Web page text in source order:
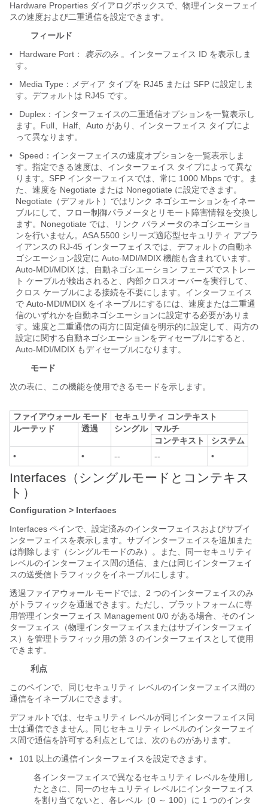
Hardware Properties ダイアログボックスで、物理インターフェイ
スの速度および二重通信を設定できます。
フィールド
•
Hardware Port： 表示のみ 。インターフェイス ID を表示しま
す。
•
Media Type：メディア タイプを RJ45 または SFP に設定しま
す。デフォルトは RJ45 です。
•
Duplex：インターフェイスの二重通信オプションを一覧表示し
ます。Full、Half、Auto があり、インターフェイス タイプによ
って異なります。
•
Speed：インターフェイスの速度オプションを一覧表示しま
す。指定できる速度は、インターフェイス タイプによって異な
ります。SFP インターフェイスでは、常に 1000 Mbps です。ま
た、速度を Negotiate または Nonegotiate に設定できます。
Negotiate（デフォルト）ではリンク ネゴシエーションをイネー
ブルにして、フロー制御パラメータとリモート障害情報を交換し
ます。Nonegotiate では、リンク パラメータのネゴシエーショ
ンを行いません。ASA 5500 シリーズ適応型セキュリティ アプラ
イアンスの RJ-45 インターフェイスでは、デフォルトの自動ネ
ゴシエーション設定に Auto-MDI/MDIX 機能も含まれています。
Auto-MDI/MDIX は、自動ネゴシエーション フェーズでストレー
ト ケーブルが検出されると、内部クロスオーバーを実行して、
クロス ケーブルによる接続を不要にします。インターフェイス
で Auto-MDI/MDIX をイネーブルにするには、速度または二重通
信のいずれかを自動ネゴシエーションに設定する必要がありま
す。速度と二重通信の両方に固定値を明示的に設定して、両方の
設定に関する自動ネゴシエーションをディセーブルにすると、
Auto-MDI/MDIX もディセーブルになります。
モード
次の表に、この機能を使用できるモードを示します。
ファイアウォール モード
セキュリティ コンテキスト
ルーテッド
透過 シングル
マルチ
コンテキスト
システム
•
• -- -- •
Interfaces（シングルモードとコンテキス
ト）
Configuration > Interfaces
Interfaces ペインで、設定済みのインターフェイスおよびサブイ
ンターフェイスを表示します。サブインターフェイスを追加また
は削除します（シングルモードのみ）。また、同一セキュリティ
レベルのインターフェイス間の通信、または同じインターフェイ
スの送受信トラフィックをイネーブルにします。
透過ファイアウォール モードでは、2 つのインターフェイスのみ
がトラフィックを通過できます。ただし、プラットフォームに専
用管理インターフェイス Management 0/0 がある場合、そのイン
ターフェイス（物理インターフェイスまたはサブインターフェイ
ス）を管理トラフィック用の第 3 のインターフェイスとして使用
できます。
利点
このペインで 、同じセキュリティ レベルのインターフェイス間の
通信をイネーブルにできます。
デフォルトでは、セキュリティ レベルが同じインターフェイス同
士は通信できません。同じセキュリティ レベルのインターフェイ
ス間で通信を許可する利点としては、次のものがあります。
•
101 以上の通信インターフェイスを設定できます。
各インターフェイスで異なるセキュリティ レベルを使用し
たときに、同一のセキュリティ レベルにインターフェイス
を割り当てないと、各レベル（0 ～ 100）に 1 つのインタ